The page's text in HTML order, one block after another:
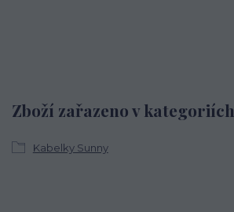
Zboží zařazeno v kategoriích
Kabelky Sunny